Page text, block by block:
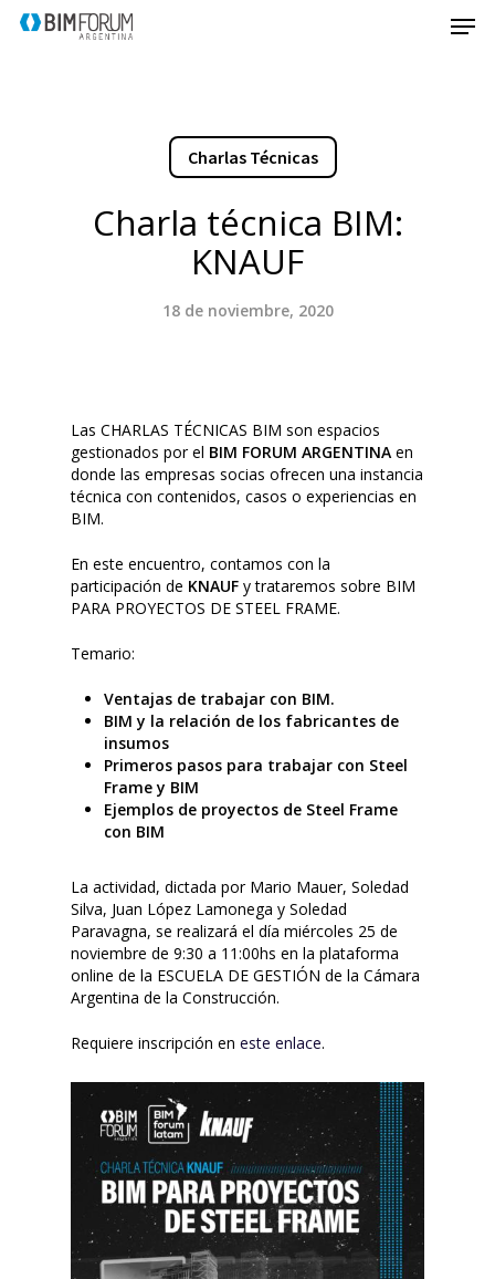
Charlas Técnicas
Charla técnica BIM:
KNAUF
18 de noviembre, 2020
Las CHARLAS TÉCNICAS BIM son espacios
gestionados por el BIM FORUM ARGENTINA en
donde las empresas socias ofrecen una instancia
técnica con contenidos, casos o experiencias en
BIM.
En este encuentro, contamos con la
participación de KNAUF y trataremos sobre BIM
PARA PROYECTOS DE STEEL FRAME.
Temario:
Ventajas de trabajar con BIM.
BIM y la relación de los fabricantes de
insumos
Primeros pasos para trabajar con Steel
Frame y BIM
Ejemplos de proyectos de Steel Frame
con BIM
La actividad, dictada por Mario Mauer, Soledad
Silva, Juan López Lamonega y Soledad
Paravagna, se realizará el día miércoles 25 de
noviembre de 9:30 a 11:00hs en la plataforma
online de la ESCUELA DE GESTIÓN de la Cámara
Argentina de la Construcción.
Requiere inscripción eneste enlace.